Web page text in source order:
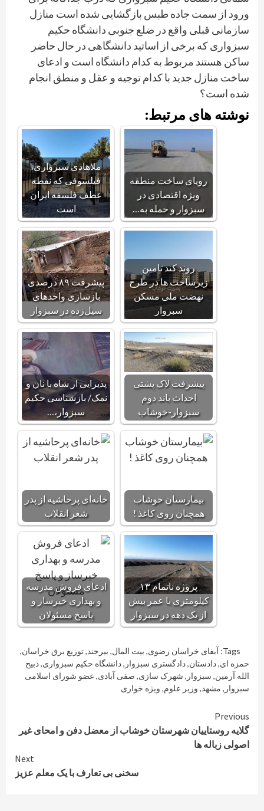
ورود از سمت جاده طبس بازگشایی شده است منازل
سازمانی قبلی واقع در ضلع جنوبی دانشگاه حکیم
سبزواری که برخی از اساتید دانشگاهی در حال حاضر
ساکن هستند مربوط به کدام دانشگاه است و ادعای
ساخت منازل جدید با کدام توجیه و عقل و منطق انجام
شده است؟
نوشته های مرتبط:
ملاهادی سبزواری،
فیلسوفی که نقطه
عطف فلسفه ایران
است
رویای ساخت منطقه
ویژه اقتصادی در
سبزوار و حمله به…
پیشرفت ۸۹ درصدی
بازسازی واحدهای
سیل‌زده در سبزوار
روند کند تامین
زیرساخت ها در طرح
نهضت ملی مسکن
سبزوار
پذیرایی از شاه با نان و
نمک/ بازشناسی‌ حکیم‌
سبزوار،…
پیشرفت لاک پشتی
احداث باند دوم
سبزوار-خوشاب
خانه‌ای پرحاشیه از پدر
شعر انقلاب
بیمارستان خوشاب
همچنان روی کاغذ !
ادعای فروش مدرسه
و بهداری خیرساز و
پاسخ مسئولان
پروژه ناتمام ۱۳
کیلومتری با عمر بیش
از یک دهه در سبزوار
Tags: آبفای خراسان رضوی, بیت المال, بیرجند,توزیع برق خراسان,
حمزه ای,دادستان,دادگستری سبزوار ,دانشگاه حکیم سبزواری,ذبیح
الله آرمین, سبزوار , شهرک سازی, صفی آبادی, عضو شورای اسلامی
سبزوار , مشهد, وزیر علوم, ویژه خواری
Continue
Reading
Previous
گلایه روستاییان شهرستان خوشاب از معضل دفن و امحای غیر
اصولی زباله ها
Next
سخنی بی تعارف با یک معلم عزیز